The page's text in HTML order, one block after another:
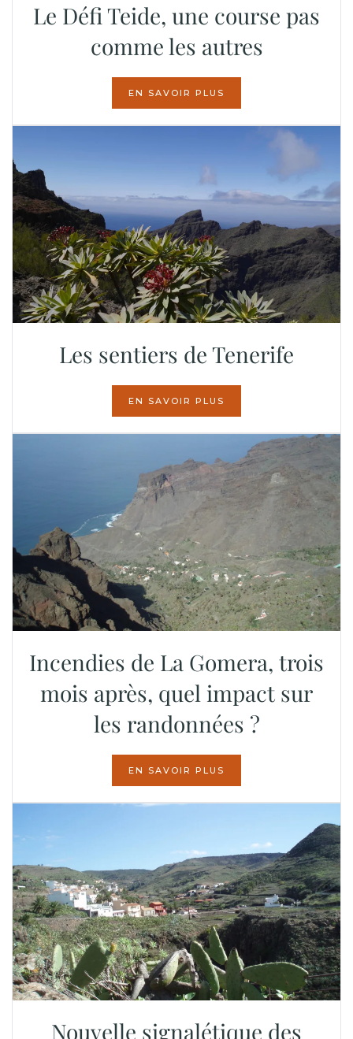
Le Défi Teide, une course pas
comme les autres
EN SAVOIR PLUS
Les sentiers de Tenerife
EN SAVOIR PLUS
Incendies de La Gomera, trois
mois après, quel impact sur
les randonnées ?
EN SAVOIR PLUS
Nouvelle signalétique des